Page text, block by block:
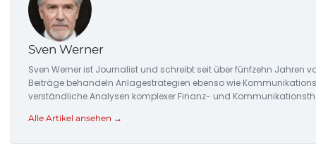
Sven Werner
Sven Werner ist Journalist und schreibt seit über fünfzehn
Beiträge behandeln Anlagestrategien ebenso wie
verständliche Analysen komplexer Finanz- und
Alle Artikel ansehen →